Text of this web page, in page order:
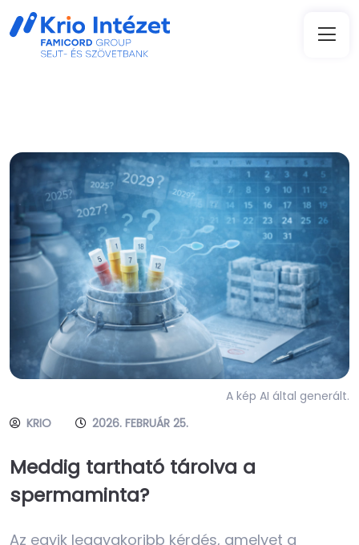
A kép AI által generált.
KRIO
2026. FEBRUÁR 25.
Meddig tartható tárolva a
spermaminta?
Az egyik leggyakoribb kérdés, amelyet a